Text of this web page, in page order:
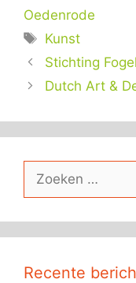
Oedenrode
Tags
Kunst
Stichting
Dutch Art &
naar:
Recente